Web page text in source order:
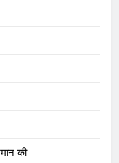
की